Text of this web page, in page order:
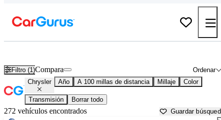
Filtro (1) Ordenar
Compara
Chrysler Año A 100 millas de distancia Millaje Color
Transmisión Borrar todo
272 vehículos encontrados Guardar